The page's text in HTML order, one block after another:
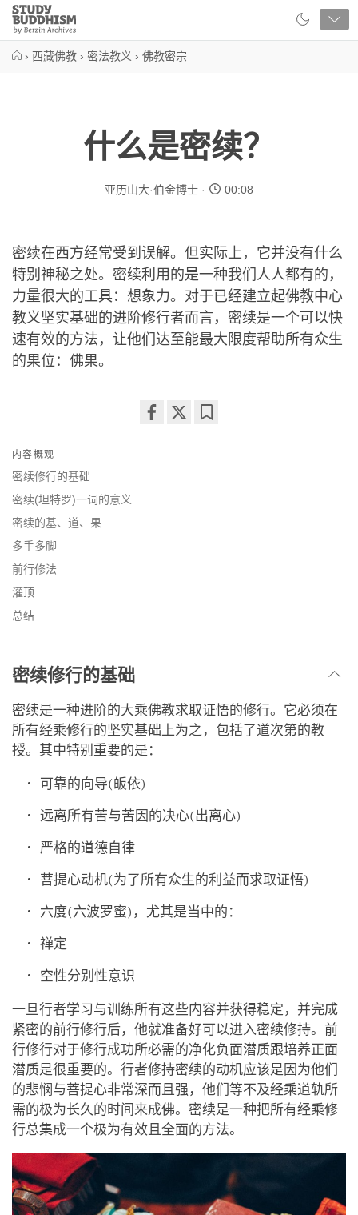
Close
Study
Buddhism
› 西藏佛教 › 密法教义 › 佛教密宗
什么是密续？
亚历山大·伯金博士 00:08
密续在西方经常受到误解。但实际上，它并没有什么
特别神秘之处。密续利用的是一种我们人人都有的，
力量很大的工具：想象力。对于已经建立起佛教中心
教义坚实基础的进阶修行者而言，密续是一个可以快
速有效的方法，让他们达至能最大限度帮助所有众生
的果位：佛果。
内容概观
密续修行的基础
密续(坦特罗)一词的意义
密续的基、道、果
多手多脚
前行修法
灌顶
总结
密续修行的基础
密续是一种进阶的大乘佛教求取证悟的修行。它必须在
所有经乘修行的坚实基础上为之，包括了道次第的教
授。其中特别重要的是：
可靠的向导(皈依)
远离所有苦与苦因的决心(出离心)
严格的道德自律
菩提心动机(为了所有众生的利益而求取证悟)
六度(六波罗蜜)，尤其是当中的：
禅定
空性分别性意识
一旦行者学习与训练所有这些内容并获得稳定，并完成
紧密的前行修行后，他就准备好可以进入密续修持。前
行修行对于修行成功所必需的净化负面潜质跟培养正面
潜质是很重要的。行者修持密续的动机应该是因为他们
的悲悯与菩提心非常深而且强，他们等不及经乘道轨所
需的极为长久的时间来成佛。密续是一种把所有经乘修
行总集成一个极为有效且全面的方法。